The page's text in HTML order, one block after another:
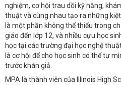
nghiệm, cơ hội trau dồi kỹ năng,
thuật và cùng nhau tạo ra những
là một phần không thể thiếu trong
giáo đến lớp 12, và nhiều cựu học
học tại các trường đại học nghệ
là cơ hội để cho học sinh có thể tự
trước khán giả.
MPA là thành viên của Illinois High